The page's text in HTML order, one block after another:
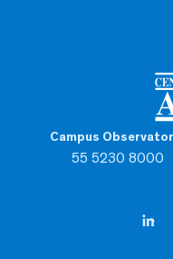
Campus
55 5230 8000